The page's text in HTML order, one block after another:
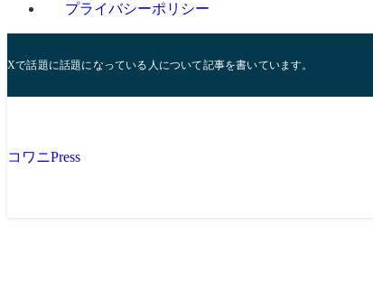
プライバシーポリシー
Xで話題に話題になっている人について記事を書いています。
コワニPress